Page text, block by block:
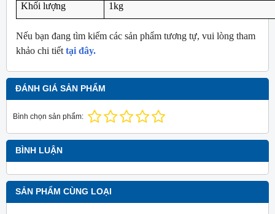
Khối lượng 1kg
Nếu bạn đang tìm kiếm các sản phẩm tương tự, vui lòng tham
khảo chi tiết tại đây.
ĐÁNH GIÁ SẢN PHẨM
Bình chọn sản phẩm:
BÌNH LUẬN
SẢN PHẨM CÙNG LOẠI